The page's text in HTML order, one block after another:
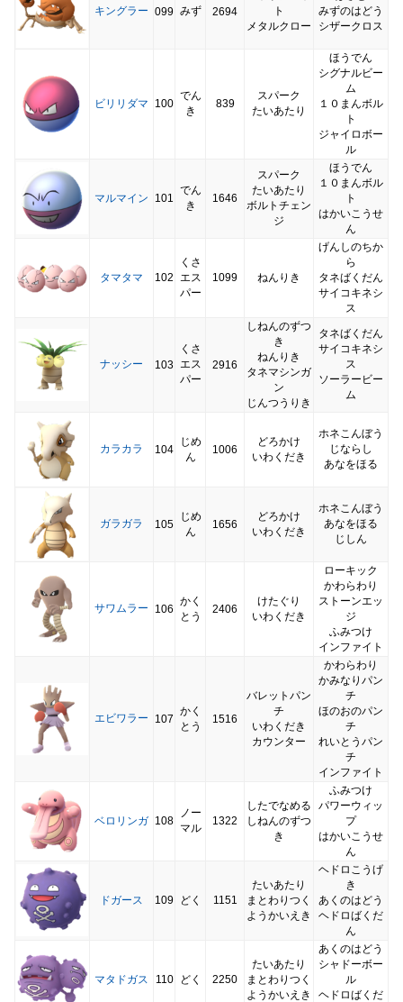
キングラー 099 みず 2694
ト
メタルクロー
みずのはどう
シザークロス
ビリリダマ 100
でん
き
839
スパーク
たいあたり
ほうでん
シグナルビー
ム
１０まんボル
ト
ジャイロボー
ル
マルマイン 101
でん
き
1646
スパーク
たいあたり
ボルトチェン
ジ
ほうでん
１０まんボル
ト
はかいこうせ
ん
タマタマ 102
くさ
エス
パー
1099 ねんりき
げんしのちか
ら
タネばくだん
サイコキネシ
ス
ナッシー 103
くさ
エス
パー
2916
しねんのずつ
き
ねんりき
タネマシンガ
ン
じんつうりき
タネばくだん
サイコキネシ
ス
ソーラービー
ム
カラカラ 104
じめ
ん
1006
どろかけ
いわくだき
ホネこんぼう
じならし
あなをほる
ガラガラ 105
じめ
ん
1656
どろかけ
いわくだき
ホネこんぼう
あなをほる
じしん
サワムラー 106
かく
とう
2406
けたぐり
いわくだき
ローキック
かわらわり
ストーンエッ
ジ
ふみつけ
インファイト
エビワラー 107
かく
とう
1516
バレットパン
チ
いわくだき
カウンター
かわらわり
かみなりパン
チ
ほのおのパン
チ
れいとうパン
チ
インファイト
ベロリンガ 108
ノー
マル
1322
したでなめる
しねんのずつ
き
ふみつけ
パワーウィッ
プ
はかいこうせ
ん
ドガース 109 どく 1151
たいあたり
まとわりつく
ようかいえき
ヘドロこうげ
き
あくのはどう
ヘドロばくだ
ん
マタドガス 110 どく 2250
たいあたり
まとわりつく
ようかいえき
あくのはどう
シャドーボー
ル
ヘドロばくだ